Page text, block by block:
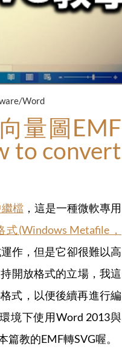
Word
量圖EMF
to convert
檔，這是一種微軟專用
(Windows Metafile，
作，但是它卻很難以高
開放格式的立場，我這
式，以便後續再進行編
境下使用Word 2013與
教的EMF轉SVG喔。